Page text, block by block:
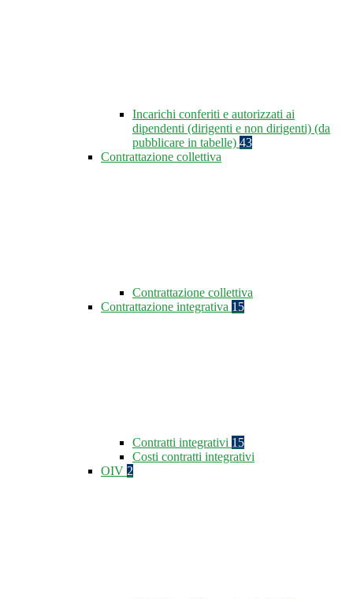
Incarichi conferiti e autorizzati ai
dipendenti (dirigenti e non dirigenti) (da
pubblicare in tabelle) 43
Contrattazione collettiva
Contrattazione collettiva
Contrattazione integrativa 15
Contratti integrativi 15
Costi contratti integrativi
OIV 2